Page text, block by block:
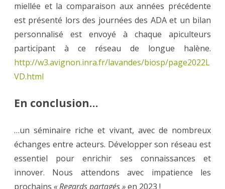
miellée et la comparaison aux années précédente
est présenté lors des journées des ADA et un bilan
personnalisé est envoyé à chaque apiculteurs
participant à ce réseau de longue halène.
http://w3.avignon.inra.fr/lavandes/biosp/page2022L
VD.html
En conclusion…
…un séminaire riche et vivant, avec de nombreux
échanges entre acteurs. Développer son réseau est
essentiel pour enrichir ses connaissances et
innover. Nous attendons avec impatience les
prochains « Regards partagés »en 2023 !